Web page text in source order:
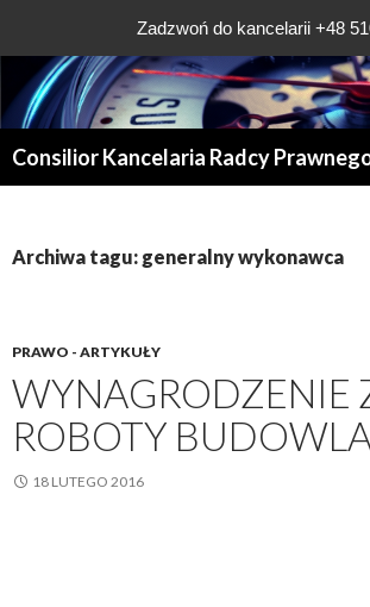
Zadzwoń do kancelarii +48
Archiwa tagu: generalny wykonawca
PRAWO - ARTYKUŁY
WYNAGRODZENIE
ROBOTY
18 LUTEGO 2016